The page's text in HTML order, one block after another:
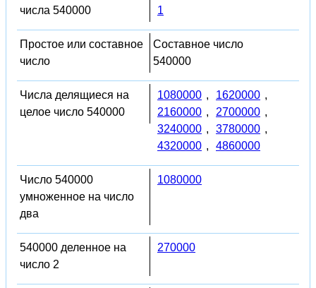
числа 540000
1
Простое или составное
число
Составное число
540000
Числа делящиеся на
целое число 540000
1080000 , 1620000 ,
2160000 , 2700000 ,
3240000 , 3780000 ,
4320000 , 4860000
Число 540000
умноженное на число
два
1080000
540000 деленное на
число 2
270000